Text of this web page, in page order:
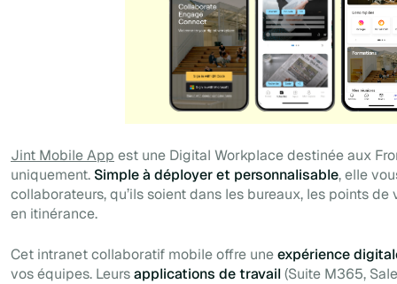
Jint Mobile App est une Digital Workplace destinée aux
uniquement. Simple à déployer et personnalisable, elle
collaborateurs, qu’ils soient dans les bureaux, les points de
en itinérance.
Cet intranet collaboratif mobile offre uneexpérience
vos équipes. Leursapplications de travail (Suite M365,